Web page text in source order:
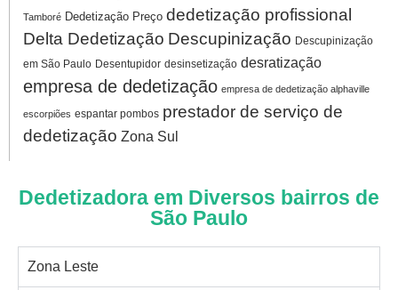
Tamboré Dedetização Preço dedetização profissional
Delta Dedetização Descupinização Descupinização
em São Paulo Desentupidor desinsetização desratização
empresa de dedetização empresa de dedetização alphaville
escorpiões espantar pombos prestador de serviço de
dedetização Zona Sul
Dedetizadora em Diversos bairros de
São Paulo
Zona Leste